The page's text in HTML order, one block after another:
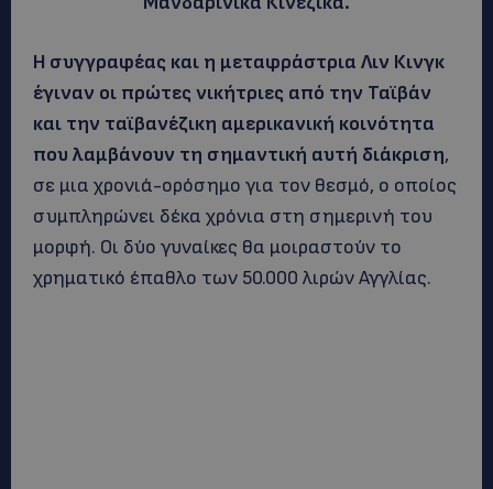
Η συγγραφέας και η μεταφράστρια Λιν Κινγκ
έγιναν οι πρώτες νικήτριες από την Ταϊβάν
και την ταϊβανέζικη αμερικανική κοινότητα
που λαμβάνουν τη σημαντική αυτή διάκριση,
σε μια χρονιά-ορόσημο για τον θεσμό, ο οποίος
συμπληρώνει δέκα χρόνια στη σημερινή του
μορφή. Οι δύο γυναίκες θα μοιραστούν το
χρηματικό έπαθλο των 50.000 λιρών Αγγλίας.